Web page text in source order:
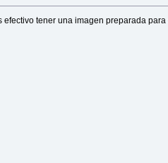
tener una imagen preparada